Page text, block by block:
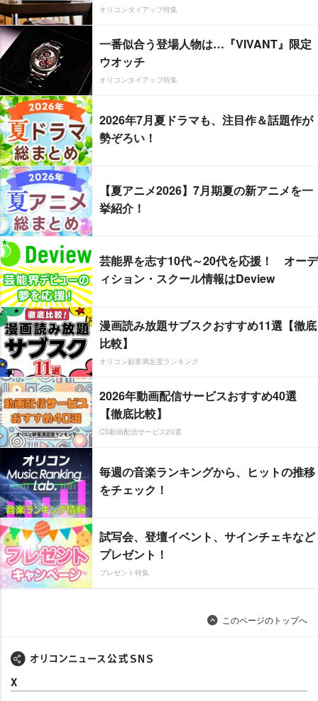
オリコンタイアップ特集
一番似合う登場人物は…『VIVANT』限定
ウオッチ
オリコンタイアップ特集
2026年7月夏ドラマも、注目作＆話題作が
勢ぞろい！
【夏アニメ2026】7月期夏の新アニメを一
挙紹介！
芸能界を志す10代～20代を応援！ オーデ
ィション・スクール情報はDeview
漫画読み放題サブスクおすすめ11選【徹底
比較】
オリコン顧客満足度ランキング
2026年動画配信サービスおすすめ40選
【徹底比較】
CS動画配信サービス20選
毎週の音楽ランキングから、ヒットの推移
をチェック！
試写会、登壇イベント、サインチェキなど
プレゼント！
プレゼント特集
このページのトップへ
X